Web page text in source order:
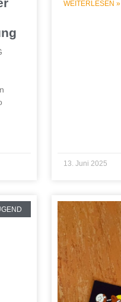
WEITERLESEN »
13. Juni 2025